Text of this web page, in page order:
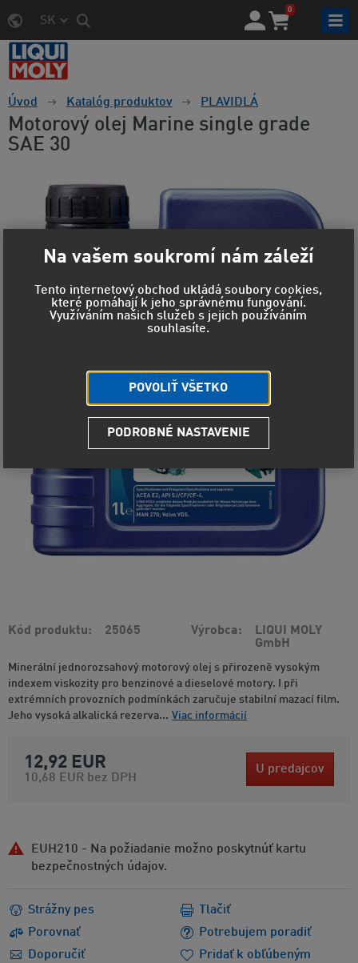
SK
0
Úvod Katalóg produktov PLAVIDLÁ
Motorový olej Marine single grade
SAE 30
Kód produktu 25065 Výrobca
LIQUI MOLY
GmbH
Minerální jednorozsahový motorový olej s přirozeně vysokým
indexem viskozity pro benzinové a dieselové motory. I při
extrémních provozních podmínkách zaručuje stabilní mazací film.
Jeho vysoká alkalická rezerva... Viac informácií
12,92 EUR
10,68 EUR bez DPH
U predajcov
EUH210 - Na požiadanie možno poskytnúť kartu
bezpečnostných údajov.
Strážny pes
Porovnať
Potrebujem poradiť
Doporučiť
Tlačiť
Pridať k obľúbeným
Na vašem soukromí nám záleží
Tento internetový obchod ukládá soubory cookies,
které pomáhají k jeho správnému fungování.
Využíváním našich služeb s jejich používáním
souhlasíte.
POVOLIŤ VŠETKO
PODROBNÉ NASTAVENIE